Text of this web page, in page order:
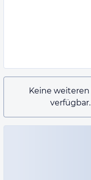
Keine
verfügbar.